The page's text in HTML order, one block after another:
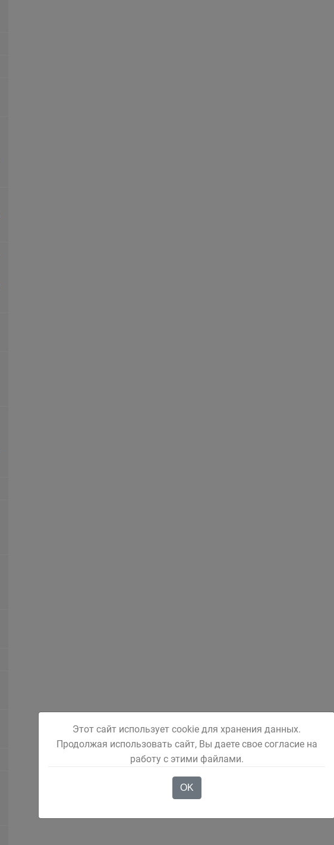
Этот сайт использует cookie для хранения данных.
Продолжая использовать сайт, Вы даете свое согласие на
работу с этими файлами.
OK